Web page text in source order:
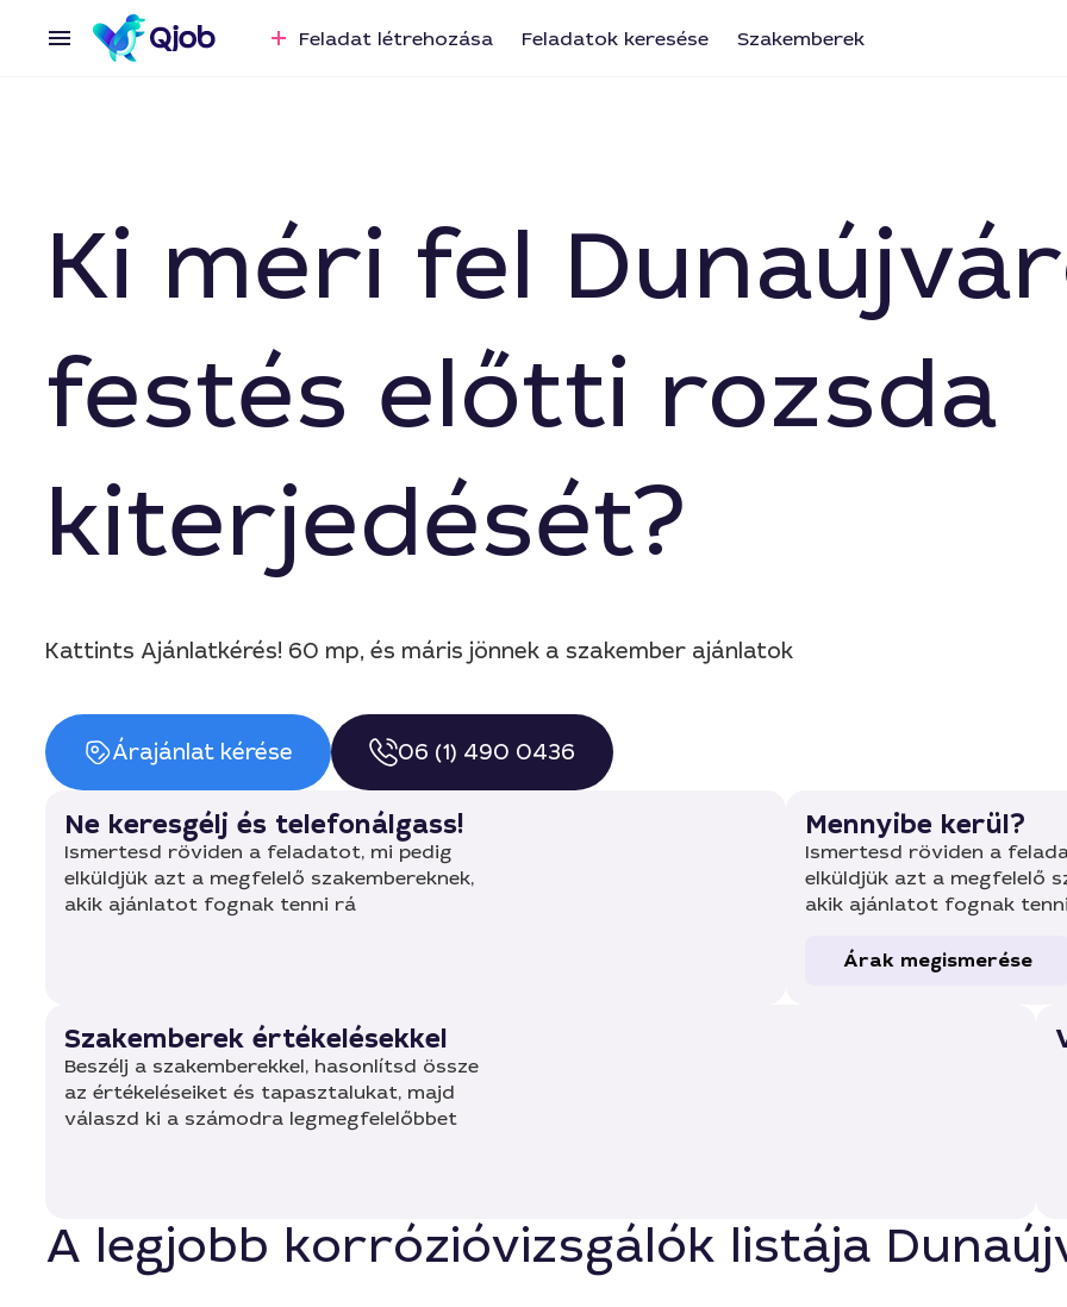
Feladat létrehozása Feladatok keresése Szakemberek
Ki méri fel
festés előtti rozsda
kiterjedését?
Kattints Ajánlatkérés! 60 mp, és máris jönnek a szakember ajánlatok
Árajánlat kérése 06 (1) 490 0436
Ne keresgélj és telefonálgass!
Ismertesd röviden a feladatot, mi pedig
elküldjük azt a megfelelő szakembereknek,
akik ajánlatot fognak tenni rá
Mennyibe kerül?
Ismertesd röviden a
elküldjük azt a megfelelő
akik ajánlatot fognak
Árak megismerése
Szakemberek értékelésekkel
Beszélj a szakemberekkel, hasonlítsd össze
az értékeléseiket és tapasztalukat, majd
válaszd ki a számodra legmegfelelőbbet
A legjobb korrózióvizsgálók listája